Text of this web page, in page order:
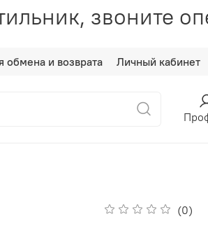
звоните
обмена и возврата Личный кабинет
(0)